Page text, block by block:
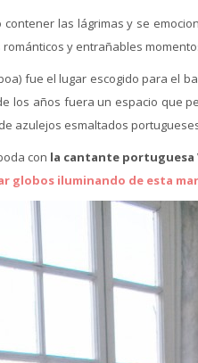
las lágrimas y se
y entrañables
fue el lugar escogido para el
los años fuera un espacio que
azulejos esmaltados
con la cantante portuguesa
globos iluminando de esta